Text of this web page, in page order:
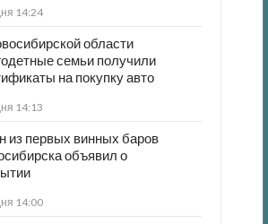
14:24
области
семьи получили
на покупку авто
14:13
из первых винных баров
объявил о
14:00